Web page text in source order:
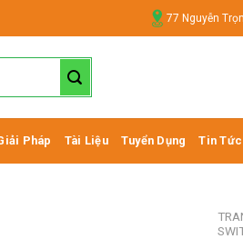
77 Nguyễn
Pháp Tài Liệu Tuyển Dụng Tin Tức